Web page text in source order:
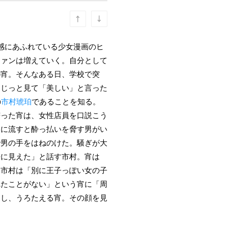
あふれている少女漫画のヒ
ンは増えていく。自分として
。そんなある日、学校で突
っと見て「美しい」と言った
市村琥珀であることを知る。
た宵は、女性店員を口説こう
流すと酔っ払いを脅す男がい
の手をはねのけた。騒ぎが大
見えた」と話す市村。宵は
村は「別に王子っぽい女の子
ことがない」という宵に「周
、うろたえる宵。その顔を見